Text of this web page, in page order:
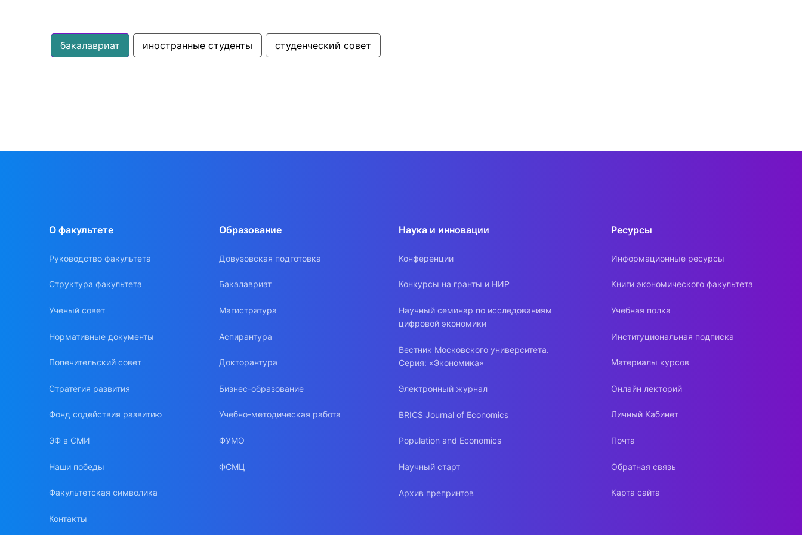
бакалавриат иностранные студенты студенческий совет
О факультете
Руководство факультета
Структура факультета
Ученый совет
Нормативные документы
Попечительский совет
Стратегия развития
Фонд содействия развитию
ЭФ в СМИ
Наши победы
Факультетская символика
Контакты
Образование
Довузовская подготовка
Бакалавриат
Магистратура
Аспирантура
Докторантура
Бизнес-образование
Учебно-методическая работа
ФУМО
ФСМЦ
Наука и инновации
Конференции
Конкурсы на гранты и НИР
Научный семинар по исследованиям
цифровой экономики
Вестник Московского университета.
Серия: «Экономика»
Электронный журнал
BRICS Journal of Economics
Population and Economics
Научный старт
Архив препринтов
Ресурсы
Информационные ресурсы
Книги экономического факультета
Учебная полка
Институциональная подписка
Материалы курсов
Онлайн лекторий
Личный Кабинет
Почта
Обратная связь
Карта сайта